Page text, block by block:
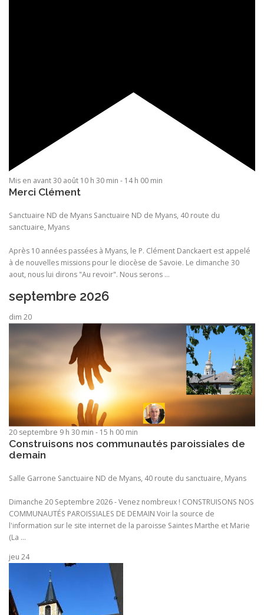
Mis en avant30 août 10 h 30 min - 14 h 00 min
Merci Clément
Sanctuaire ND de Myans Sanctuaire ND de Myans, 40 route du
sanctuaire, Myans
Après 10 années passées à Myans, le P. Clément Danckaert est appelé
à de nouvelles missions pour le diocèse de Savoie. Le dimanche 30
aout, nous lui dirons "Au revoir". Nous serons ...
septembre 2026
dim 20
20 septembre 9 h 30 min - 15 h 00 min
Construisons nos communautés paroissiales de
demain
Salle Garrone Sanctuaire ND de Myans, 40 route du sanctuaire, Myans
Dimanche 20 Septembre 2026 - Venez nombreux ! CONSTRUISONS NOS
COMMUNAUTÉS PAROISSIALES DE DEMAIN Voir la source de
l'information sur le site internet de la paroisse Saintes Marthe et Marie
(La ...
jeu 24